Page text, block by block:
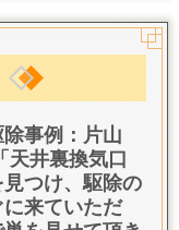
除事例：片山
天井裏換気口
つけ、駆除の
来ていただ